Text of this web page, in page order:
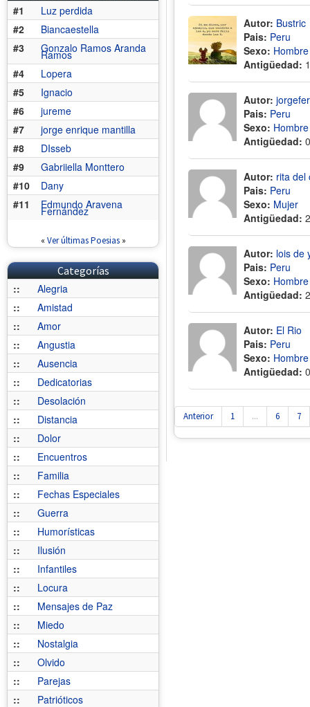
#1
Luz perdida
#2
Biancaestella
#3
Gonzalo Ramos Aranda
Ramos
#4
Lopera
#5
Ignacio
#6
jureme
#7
jorge enrique mantilla
#8
DIsseb
#9
Gabriiella Monttero
#10
Dany
#11
Edmundo Aravena
Fernández
« Ver últimas Poesias»
Categorías
::
Alegria
::
Amistad
::
Amor
::
Angustia
::
Ausencia
::
Dedicatorias
::
Desolación
::
Distancia
::
Dolor
::
Encuentros
::
Familia
::
Fechas Especiales
::
Guerra
::
Humorísticas
::
Ilusión
::
Infantiles
::
Locura
::
Mensajes de Paz
::
Miedo
::
Nostalgia
::
Olvido
::
Parejas
::
Patrióticos
Autor: Bustric
Pais: Peru
Sexo: Hombre
Antigüedad:
Autor:
Pais: Peru
Sexo: Hombre
Antigüedad:
Autor: rita del
Pais: Peru
Sexo: Mujer
Antigüedad:
Autor: lois de
Pais: Peru
Sexo: Hombre
Antigüedad:
Autor: El Rio
Pais: Peru
Sexo: Hombre
Antigüedad:
Anterior 1 ... 6 7